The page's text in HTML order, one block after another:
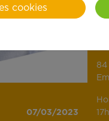
07/03/2023
84
cookies